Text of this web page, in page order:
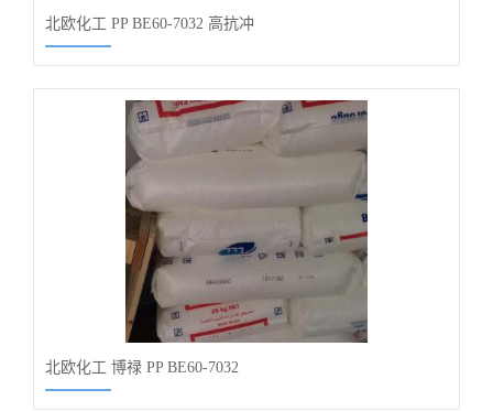
北欧化工 PP BE60-7032 高抗冲
北欧化工 博禄 PP BE60-7032